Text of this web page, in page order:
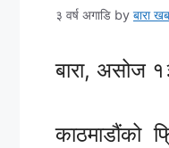
३ वर्ष अगाडि by बारा
बारा, असोज
काठमाडौंको